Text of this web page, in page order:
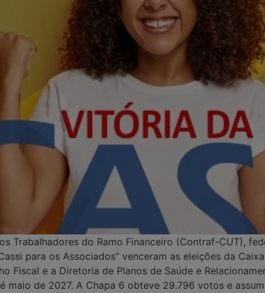
Trabalhadores do Ramo Financeiro (Contraf-CUT),
para os Associados” venceram as eleições da
Fiscal e a Diretoria de Planos de Saúde e
maio de 2027. A Chapa 6 obteve 29.796 votos e